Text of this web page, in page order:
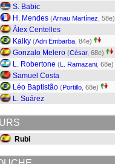
S. Babic
H. Mendes (Arnau Martínez , 58e)
Álex Centelles
Kaiky (Adri Embarba , 84e)
Gonzalo Melero (César, 68e)
L. Robertone (L. Ramazani , 68e)
Samuel Costa
Léo Baptistão (Portillo , 68e)
L. Suárez
Rubi